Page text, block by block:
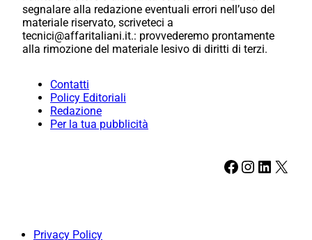
segnalare alla redazione eventuali errori nell’uso del
materiale riservato, scriveteci a
tecnici@affaritaliani.it.: provvederemo prontamente
alla rimozione del materiale lesivo di diritti di terzi.
Contatti
Policy Editoriali
Redazione
Per la tua pubblicità
Facebook Instagram LinkedIn X
Privacy Policy